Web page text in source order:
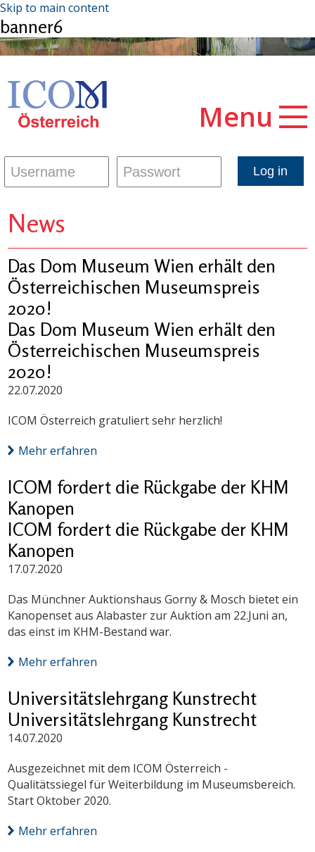
Skip to main content
banner6
Menu
News
Das Dom Museum Wien erhält den
Österreichischen Museumspreis
2020!
Das Dom Museum Wien erhält den
Österreichischen Museumspreis
2020!
22.07.2020
ICOM Österreich gratuliert sehr herzlich!
Mehr erfahren
ICOM fordert die Rückgabe der KHM
Kanopen
ICOM fordert die Rückgabe der KHM
Kanopen
17.07.2020
Das Münchner Auktionshaus Gorny & Mosch bietet ein
Kanopenset aus Alabaster zur Auktion am 22.Juni an,
das einst im KHM-Bestand war.
Mehr erfahren
Universitätslehrgang Kunstrecht
Universitätslehrgang Kunstrecht
14.07.2020
Ausgezeichnet mit dem ICOM Österreich -
Qualitätssiegel für Weiterbildung im Museumsbereich.
Start Oktober 2020.
Mehr erfahren